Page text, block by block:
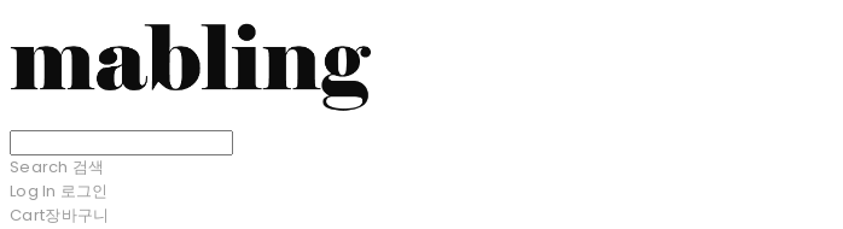
Search 검색
Log In 로그인
Cart장바구니